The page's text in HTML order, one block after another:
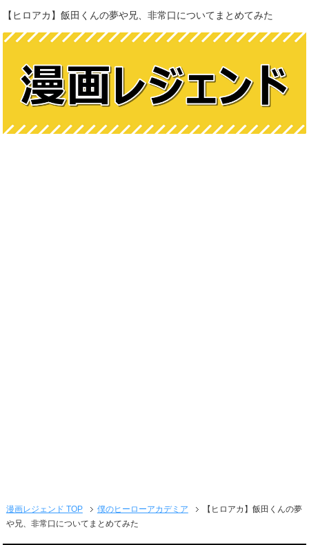
【ヒロアカ】飯田くんの夢や兄、非常口についてまとめてみた
漫画レジェンド TOP 僕のヒーローアカデミア
【ヒロアカ】飯田くんの夢
や兄、非常口についてまとめてみた